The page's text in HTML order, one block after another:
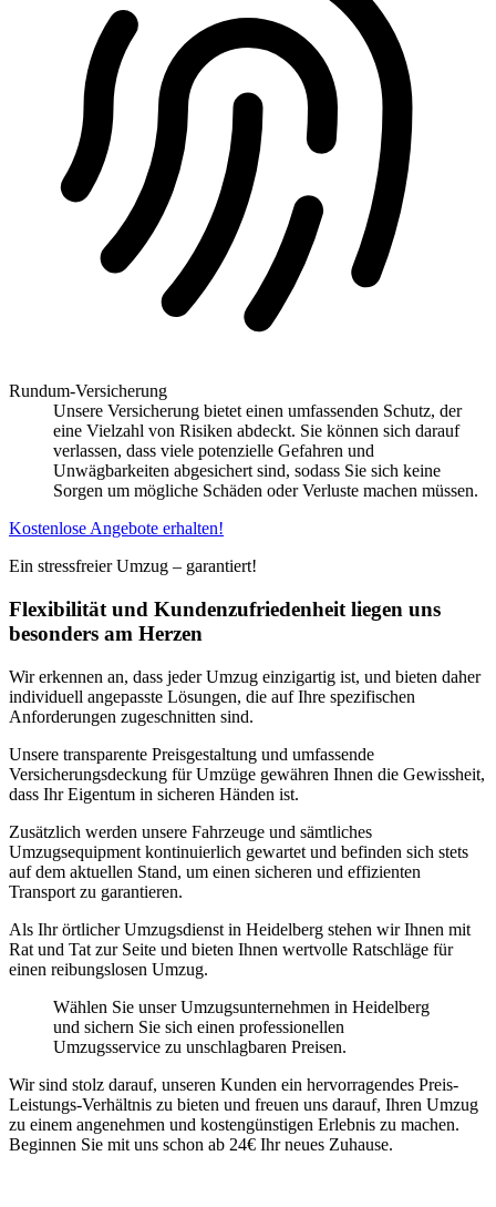
Rundum-Versicherung
Unsere Versicherung bietet einen umfassenden Schutz, der
eine Vielzahl von Risiken abdeckt. Sie können sich darauf
verlassen, dass viele potenzielle Gefahren und
Unwägbarkeiten abgesichert sind, sodass Sie sich keine
Sorgen um mögliche Schäden oder Verluste machen müssen.
Kostenlose Angebote erhalten!
Ein stressfreier Umzug – garantiert!
Flexibilität und Kundenzufriedenheit liegen uns
besonders am Herzen
Wir erkennen an, dass jeder Umzug einzigartig ist, und bieten daher
individuell angepasste Lösungen, die auf Ihre spezifischen
Anforderungen zugeschnitten sind.
Unsere transparente Preisgestaltung und umfassende
Versicherungsdeckung für Umzüge gewähren Ihnen die Gewissheit,
dass Ihr Eigentum in sicheren Händen ist.
Zusätzlich werden unsere Fahrzeuge und sämtliches
Umzugsequipment kontinuierlich gewartet und befinden sich stets
auf dem aktuellen Stand, um einen sicheren und effizienten
Transport zu garantieren.
Als Ihr örtlicher Umzugsdienst in Heidelberg stehen wir Ihnen mit
Rat und Tat zur Seite und bieten Ihnen wertvolle Ratschläge für
einen reibungslosen Umzug.
Wählen Sie unser Umzugsunternehmen in Heidelberg
und sichern Sie sich einen professionellen
Umzugsservice zu unschlagbaren Preisen.
Wir sind stolz darauf, unseren Kunden ein hervorragendes Preis-
Leistungs-Verhältnis zu bieten und freuen uns darauf, Ihren Umzug
zu einem angenehmen und kostengünstigen Erlebnis zu machen.
Beginnen Sie mit uns schon ab 24€ Ihr neues Zuhause.